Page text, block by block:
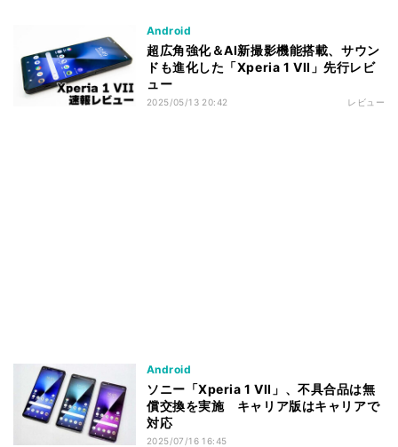
Android
超広角強化＆AI新撮影機能搭載、サウン
ドも進化した「Xperia 1 VII」先行レビ
ュー
2025/05/13 20:42 レビュー
Android
ソニー「Xperia 1 VII」、不具合品は無
償交換を実施 キャリア版はキャリアで
対応
2025/07/16 16:45